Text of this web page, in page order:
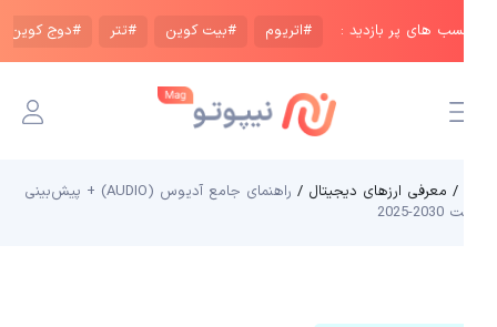
های پر بازدید : #اتریوم #بیت کوین #تتر #دوج کوین
/ معرفی ارزهای دیجیتال /
راهنمای جامع آدیوس (AUDIO) + پیش‌بینی
2030-2025